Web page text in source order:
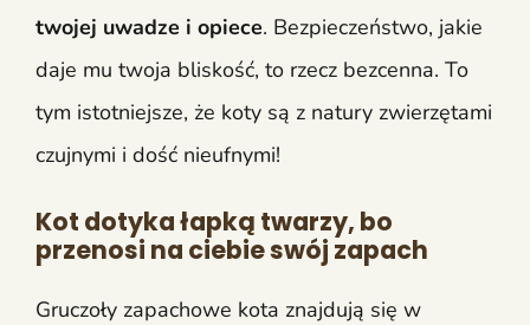
twojej uwadze i opiece. Bezpieczeństwo, jakie
daje mu twoja bliskość, to rzecz bezcenna. To
tym istotniejsze, że koty są z natury zwierzętami
czujnymi i dość nieufnymi!
Kot dotyka łapką twarzy, bo
przenosi na ciebie swój zapach
Gruczoły zapachowe kota znajdują się w